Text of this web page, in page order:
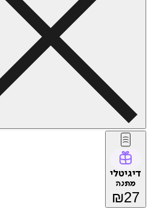
דיגיטלי
מתנה
₪27